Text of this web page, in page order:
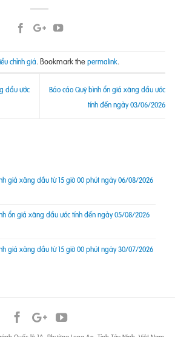
giá xăng dầu từ 15 giờ 00 phút ngày 06/08/2026
ổn giá xăng dầu ước tính đến ngày 05/08/2026
giá xăng dầu từ 15 giờ 00 phút ngày 30/07/2026
chỉnh giá. Bookmark thepermalink.
dầu ước
Báo cáo Quỹ bình ổn giá xăng dầu ước
tính đến ngày 03/06/2026